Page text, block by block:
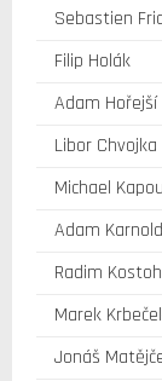
Sebastien
Filip Holák
Adam Hořejší
Libor Chvojka
Michael
Adam Karnold
Radim
Marek
Jonáš